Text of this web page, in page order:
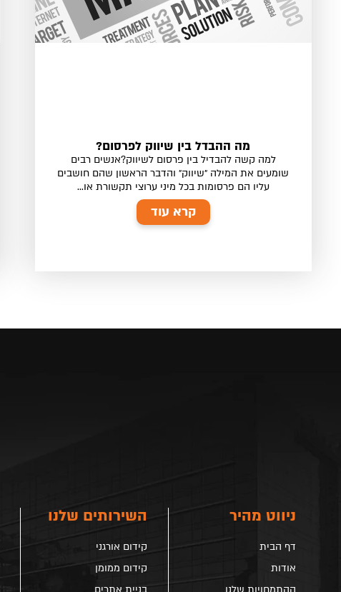
מה ההבדל בין שיווק לפרסום?
למה קשה להבדיל בין פרסום לשיווק?אנשים רבים
שומעים את המילה ״שיווק״ והדבר הראשון שהם חושבים
עליו הם פרסומות בכל מיני ערוצי תקשורת או...
קרא עוד
ניווט מהיר
דף הבית
אודות
השירותים שלנו
קידום אורגני
קידום ממומן